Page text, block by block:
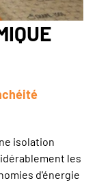
isolation
les
d'énergie